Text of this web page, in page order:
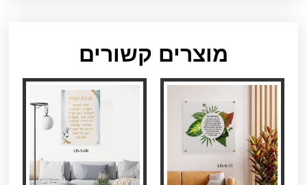
מוצרים קשורים